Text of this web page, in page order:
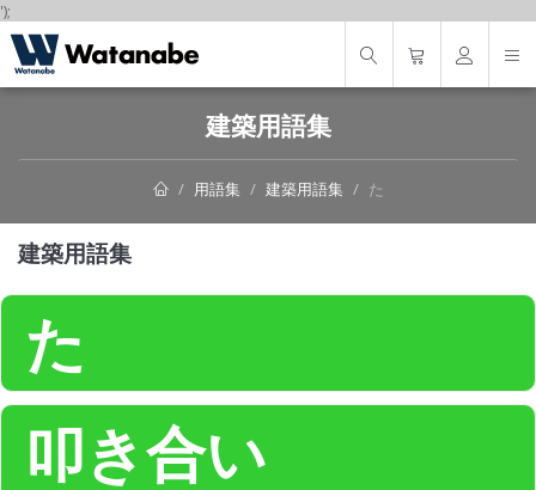
');
建築用語集
用語集 建築用語集 た
建築用語集
た
叩き合い